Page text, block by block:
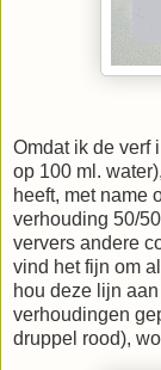
Omdat ik de verf
op 100 ml.
heeft, met name
verhouding 50/
ververs andere
vind het fijn om
hou deze lijn
verhoudingen
druppel rood),